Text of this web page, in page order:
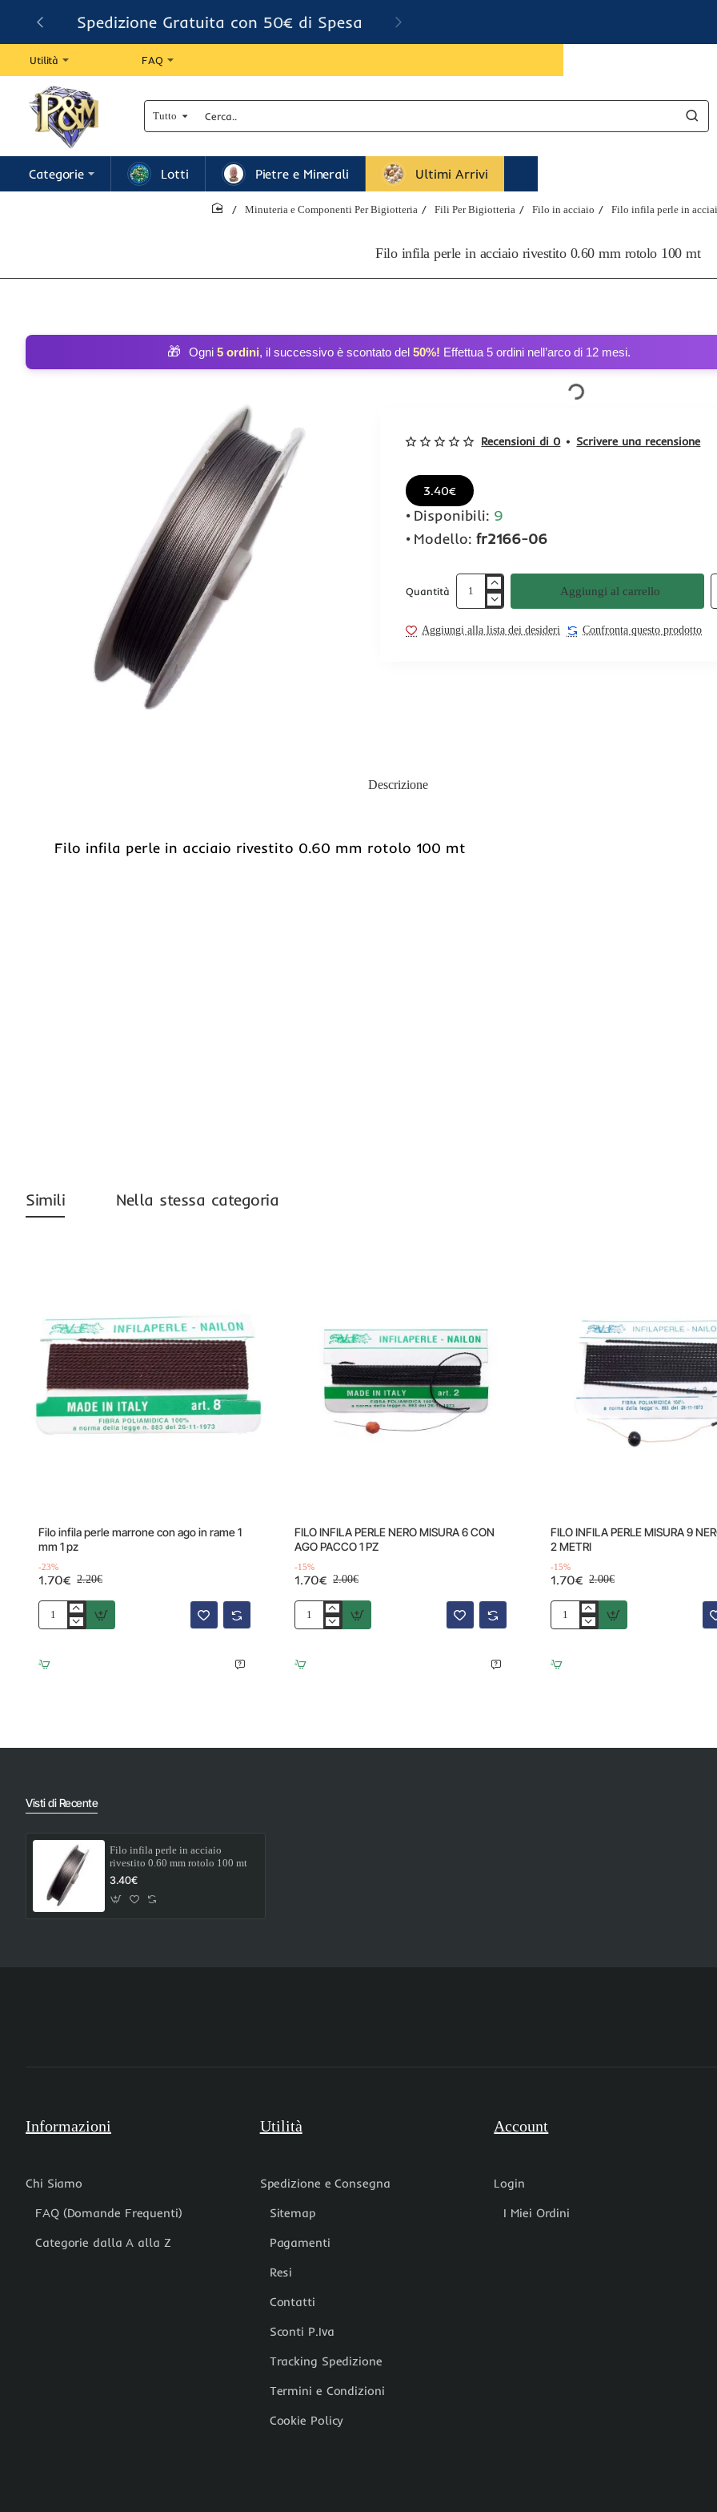
Spedizione Gratuita con 50€ di Spesa
Utilità FAQ
Tutto
Cerca..
Categorie Lotti Pietre e Minerali Ultimi Arrivi
Filo infila perle in acciaio rivestito 0.60 mm rotolo 100 mt
Minuteria e Componenti Per Bigiotteria Fili Per Bigiotteria Filo in acciaio Filo infila perle in
🎁 Ogni 5 ordini, il successivo è scontato del 50%! Effettua 5 ordini nell’arco di 12 mesi.
Recensioni di 0 • Scrivere una recensione
3.40€
Disponibili: 9
Modello: fr2166-06
Quantità Aggiungi al carrello
Aggiungi alla lista dei desideri Confronta questo prodotto
Descrizione
Filo infila perle in acciaio rivestito 0.60 mm rotolo 100 mt
Simili Nella stessa categoria
Filo infila perle marrone con ago in rame 1
mm 1 pz
-23%
1.70€ 2.20€
Filo
infila
marrone
con
1
FILO INFILA PERLE NERO MISURA 6 CON
AGO PACCO 1 PZ
-15%
1.70€ 2.00€
FILO
INFILA
NERO
MISURA
PZ
FILO INFILA PERLE MISURA 9
2 METRI
-15%
1.70€ 2.00€
FILO
INFILA
MISURA
9
Visti di Recente
Filo infila perle in acciaio
rivestito 0.60 mm rotolo 100 mt
3.40€
Informazioni
Chi Siamo
FAQ (Domande Frequenti)
Categorie dalla A alla Z
Utilità
Spedizione e Consegna
Sitemap
Pagamenti
Resi
Contatti
Sconti P.Iva
Tracking Spedizione
Termini e Condizioni
Cookie Policy
Account
Login
I Miei Ordini